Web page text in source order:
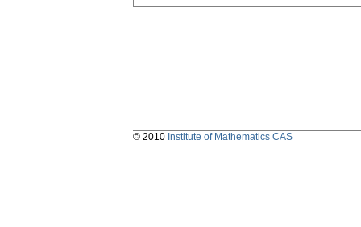
© 2010 Institute of Mathematics CAS